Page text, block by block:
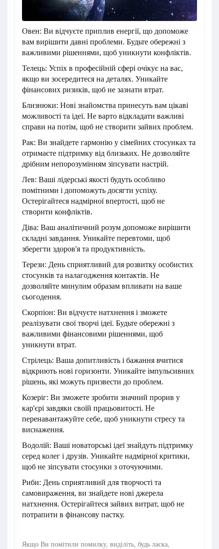
Овен: Ви відчуєте приплив енергії, що допоможе
вам вирішити давні проблеми. Будьте обережні з
важливими рішеннями, щоб уникнути конфліктів.
Телець: Успіх в професійній сфері очікує на вас,
якщо ви зосередитеся на деталях. Уникайте
фінансових ризиків, щоб не зазнати втрат.
Близнюки: Нові знайомства принесуть вам цікаві
можливості та ідеї. Не варто відкладати важливі
справи на потім, щоб не створити зайвих проблем.
Рак: Ви знайдете гармонію у сімейних стосунках та
отримаєте підтримку від близьких. Не дозволяйте
дрібним непорозумінням зіпсувати настрій.
Лев: Ваші лідерські якості будуть особливо
помітними і допоможуть досягти успіху.
Остерігайтеся надмірної впертості, щоб не
створити конфліктів.
Діва: Ваш аналітичний розум допоможе вирішити
складні завдання. Уникайте перевтоми, щоб
зберегти здоров'я та продуктивність.
Терези: День сприятливий для розвитку особистих
стосунків та налагодження контактів. Не
дозволяйте минулим образам впливати на ваше
сьогодення.
Скорпіон: Ви відчуєте натхнення і зможете
реалізувати свої творчі ідеї. Будьте обережні з
важливими фінансовими рішеннями, щоб
уникнути втрат.
Стрілець: Ваша допитливість і бажання вчитися
відкриють нові горизонти. Уникайте імпульсивних
рішень, які можуть призвести до проблем.
Козеріг: Ви зможете зробити значний прорив у
кар'єрі завдяки своїй працьовитості. Не
перенавантажуйте себе, щоб уникнути стресу та
виснаження.
Водолій: Ваші новаторські ідеї знайдуть підтримку
серед колег і друзів. Уникайте надмірної критики,
щоб не зіпсувати стосунки з оточуючими.
Риби: День сприятливий для творчості та
самовираження, ви знайдете нові джерела
натхнення. Остерігайтеся зайвих витрат, щоб не
потрапити в фінансову пастку.
Якщо Ви помітили помилку, виділіть, будь ласка,